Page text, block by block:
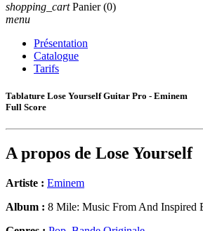
shopping_cart Panier (0)
menu
Présentation
Catalogue
Tarifs
Tablature Lose Yourself Guitar Pro - Eminem
Full Score
A propos de Lose Yourself
Artiste : Eminem
Album : 8 Mile: Music From And Inspired